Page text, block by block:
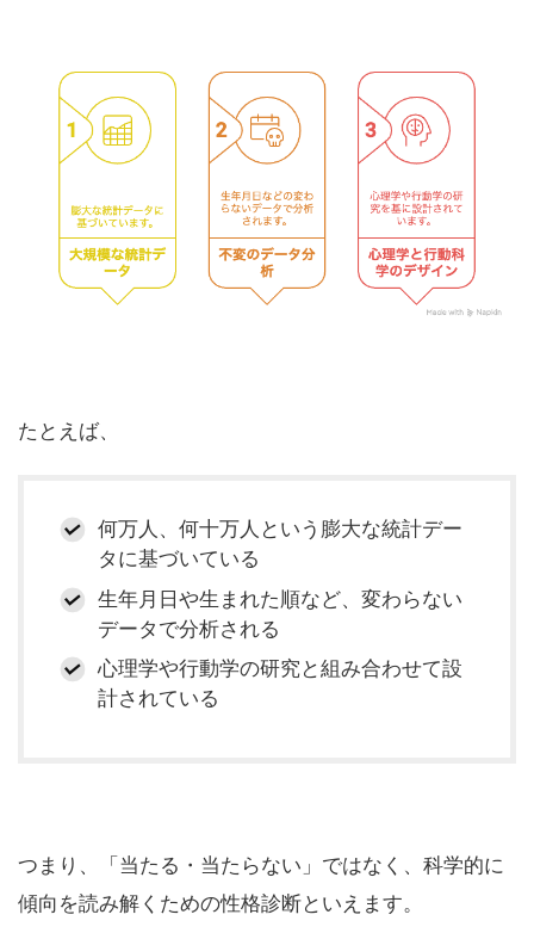
たとえば、
何万人、何十万人という膨大な統計デー
タに基づいている
生年月日や生まれた順など、変わらない
データで分析される
心理学や行動学の研究と組み合わせて設
計されている
つまり、「当たる・当たらない」ではなく、科学的に
傾向を読み解くための性格診断といえます。